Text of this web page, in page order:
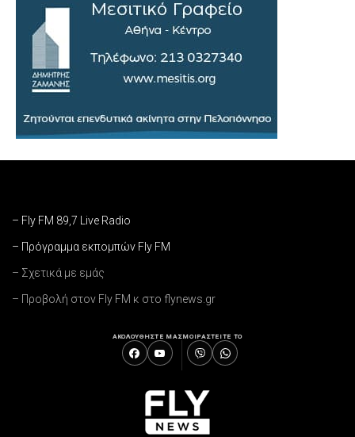
– Fly FM 89,7 Live Radio
– Πρόγραμμα εκπομπών Fly FM
– Σχετικά με εμάς
– Προβολή στον Fly FM κ στο flynews.gr
ΑΚΟΛΟΥΘΗΣΤΕ ΜΑΣΜΟΙΡΑΣΤΕΙΤΕ ΤΟ